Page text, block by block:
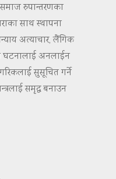
रुपान्तरणका
साथ स्थापना
अत्याचार, लैंगिक
घटनालाई अनलाईन
सुसूचित गर्ने
समृद्ध बनाउन